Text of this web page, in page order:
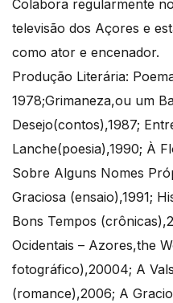
Colabora regularmente
televisão dos Açores e
como ator e encenador.
Produção Literária:
1978;Grimaneza,ou um
Desejo(contos),1987;
Lanche(poesia),1990; À
Sobre Alguns Nomes
Graciosa (ensaio),1991;
Bons Tempos
Ocidentais – Azores,the
fotográfico),20004; A
(romance),2006; A